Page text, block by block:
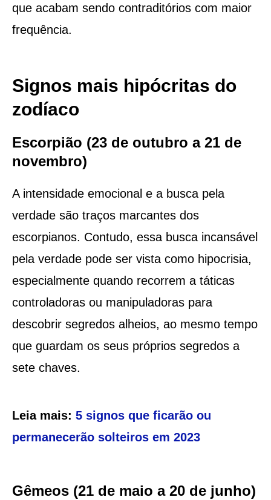
que acabam sendo contraditórios com maior
frequência.
Signos mais hipócritas do
zodíaco
Escorpião (23 de outubro a 21 de
novembro)
A intensidade emocional e a busca pela
verdade são traços marcantes dos
escorpianos. Contudo, essa busca incansável
pela verdade pode ser vista como hipocrisia,
especialmente quando recorrem a táticas
controladoras ou manipuladoras para
descobrir segredos alheios, ao mesmo tempo
que guardam os seus próprios segredos a
sete chaves.
Leia mais: 5 signos que ficarão ou
permanecerão solteiros em 2023
Gêmeos (21 de maio a 20 de junho)